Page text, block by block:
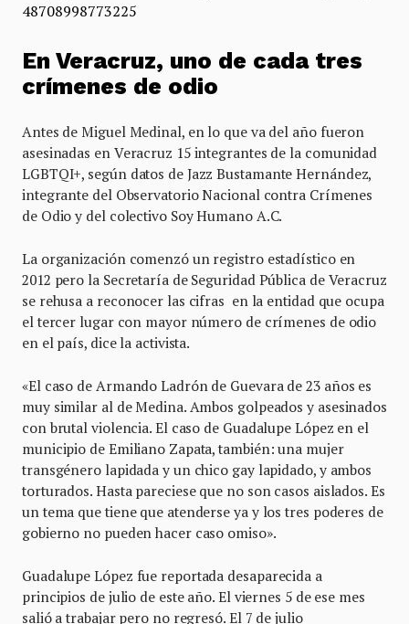
48708998773225
En Veracruz, uno de cada tres
crímenes de odio
Antes de Miguel Medinal, en lo que va del año fueron
asesinadas en Veracruz 15 integrantes de la comunidad
LGBTQI+, según datos de Jazz Bustamante Hernández,
integrante del Observatorio Nacional contra Crímenes
de Odio y del colectivo Soy Humano A.C.
La organización comenzó un registro estadístico en
2012 pero la Secretaría de Seguridad Pública de Veracruz
se rehusa a reconocer las cifras en la entidad que ocupa
el tercer lugar con mayor número de crímenes de odio
en el país, dice la activista.
«El caso de Armando Ladrón de Guevara de 23 años es
muy similar al de Medina. Ambos golpeados y asesinados
con brutal violencia. El caso de Guadalupe López en el
municipio de Emiliano Zapata, también: una mujer
transgénero lapidada y un chico gay lapidado, y ambos
torturados. Hasta pareciese que no son casos aislados. Es
un tema que tiene que atenderse ya y los tres poderes de
gobierno no pueden hacer caso omiso».
Guadalupe López fue reportada desaparecida a
principios de julio de este año. El viernes 5 de ese mes
salió a trabajar pero no regresó. El 7 de julio